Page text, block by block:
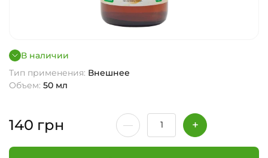
В наличии
Тип применения: Внешнее
Объем: 50 мл
140 грн